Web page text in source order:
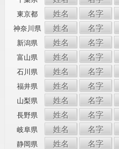
東京都 姓名 名字
神奈川県 姓名 名字
新潟県 姓名 名字
富山県 姓名 名字
石川県 姓名 名字
福井県 姓名 名字
山梨県 姓名 名字
長野県 姓名 名字
岐阜県 姓名 名字
静岡県 姓名 名字